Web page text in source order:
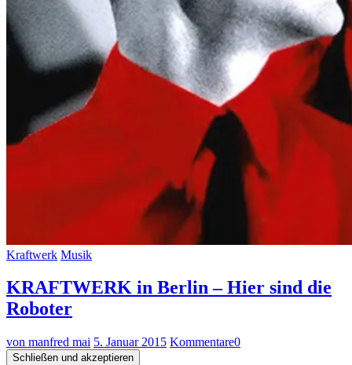
Kraftwerk Musik
KRAFTWERK in Berlin – Hier sind die
Roboter
von manfred mai 5. Januar 2015 Kommentare0